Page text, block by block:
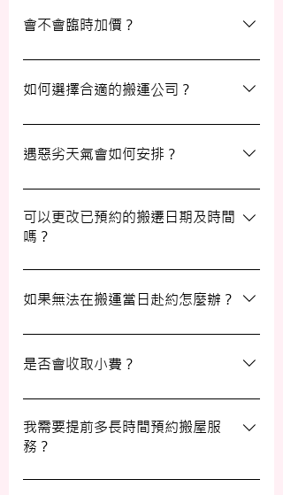
要，請隨時與我們的客戶服務員查詢。
會不會臨時加價？
我們的報價透明，會根據您提供的物品清單
提供合理預算，絕無隱藏費用。除非搬運當
約定的費用。
如何選擇合適的搬運公司？
選擇一間合適的搬運公司非常重要，建議您
選擇經驗豐富、提供專業服務且預算合理的
擇！
遇惡劣天氣會如何安排？
如搬屋當日遇上惡劣天氣，我們會提前與您
聯絡並安排改期。具體安排如下： 黑色暴
雨或八號熱帶氣旋警告於早上十時前發出：
我們會即時更新安排。 工作時間內解除警
可以更改已預約的搬遷日期及時間
嗎？
如果需要更改或取消已預約的搬運服務，請
在預定搬運日期前至少兩個工作日的下午三
50%作為行政費。
如果無法在搬運當日赴約怎麼辦？
若您無法在搬運當日赴約，請至少提前兩個
工作日的下午三時通知我們，否則我們將有
是否會收取小費？
我們不會向客戶索取小費，但客戶可自願性
地為搬運團隊作獎賞，以表達對我們服務的
滿意。
我需要提前多長時間預約搬屋服
務？
我們建議您在搬屋前一至三星期預約搬運日